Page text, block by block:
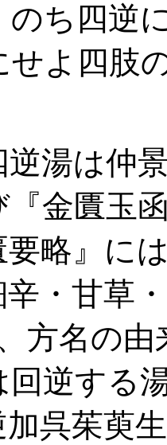
のち四逆
せよ四肢
湯は仲
金匱玉
略』に
辛・甘草
方名の
逆する
呉茱萸